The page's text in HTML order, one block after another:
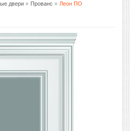
двери » Прованс » Леон ПО